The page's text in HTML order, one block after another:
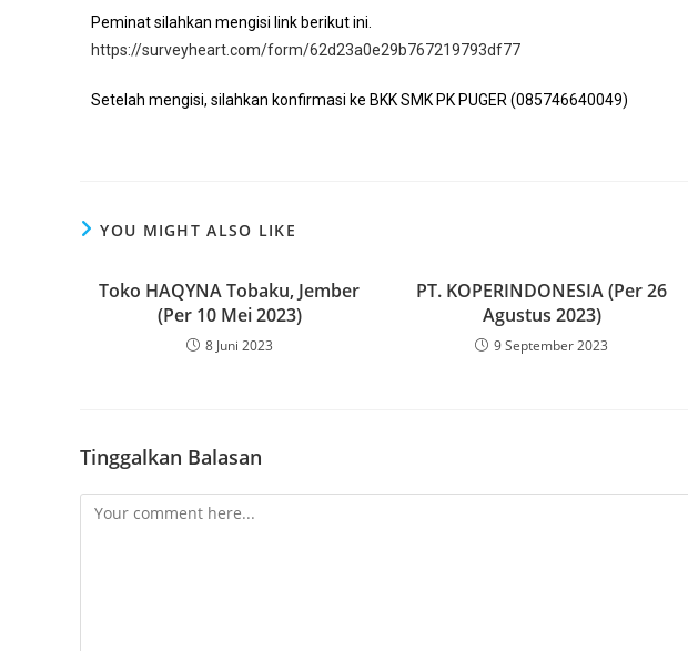
Peminat silahkan mengisi link berikut ini.
https://surveyheart.com/form/62d23a0e29b767219793df77
Setelah mengisi, silahkan konfirmasi ke BKK SMK PK PUGER (085746640049)
YOU MIGHT ALSO LIKE
Toko HAQYNA Tobaku, Jember
(Per 10 Mei 2023)
8 Juni 2023
PT. KOPERINDONESIA (Per 26
Agustus 2023)
9 September 2023
Tinggalkan Balasan